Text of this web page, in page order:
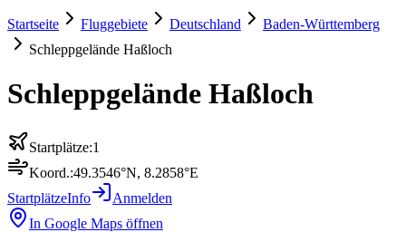
Startseite Fluggebiete Deutschland
Baden-Württemberg
Schleppgelände Haßloch
Schleppgelände Haßloch
Startplätze:1
Koord.:49.3546°N, 8.2858°E
StartplätzeInfo
Anmelden
In Google Maps öffnen